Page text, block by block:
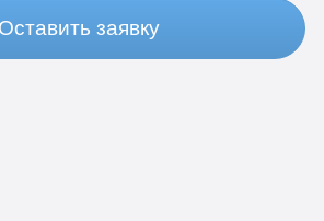
Оставить заявку